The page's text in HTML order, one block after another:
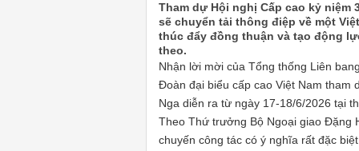
Tham dự Hội nghị Cấp cao kỷ niệm
sẽ chuyển tải thông điệp về một
thúc đẩy đồng thuận và tạo động
theo.
Nhận lời mời của Tổng thống Liên
Đoàn đại biểu cấp cao Việt Nam tham
Nga diễn ra từ ngày 17-18/6/2026 tại
Theo Thứ trưởng Bộ Ngoại giao Đặng
chuyến công tác có ý nghĩa rất đặc